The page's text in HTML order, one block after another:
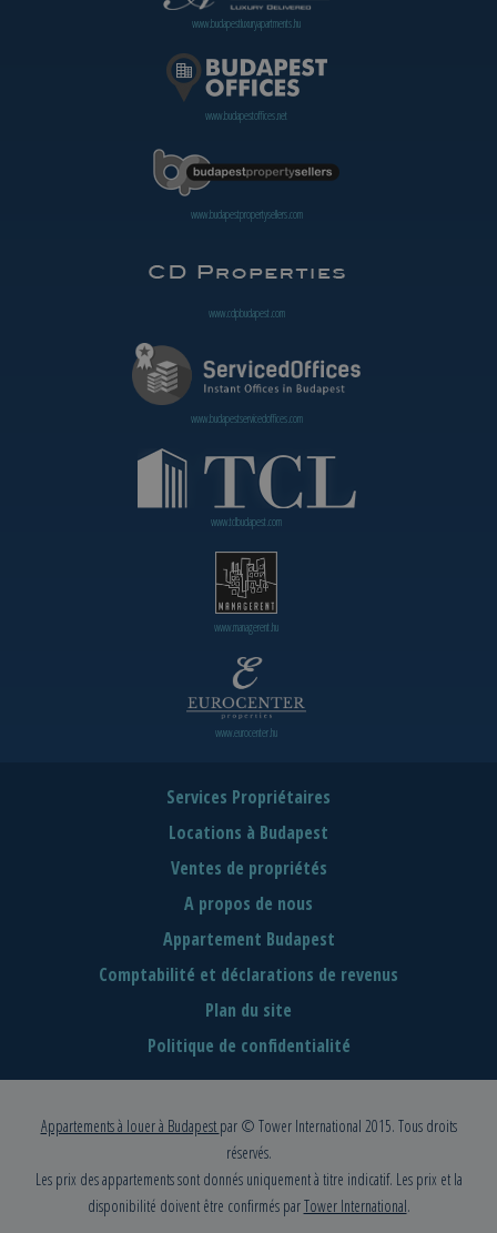
www.budapestluxuryapartments.hu
www.budapestoffices.net
www.budapestpropertysellers.com
www.cdpbudapest.com
www.budapestservicedoffices.com
www.tclbudapest.com
www.managerent.hu
www.eurocenter.hu
Services Propriétaires
Locations à Budapest
Ventes de propriétés
A propos de nous
Appartement Budapest
Comptabilité et déclarations de revenus
Plan du site
Politique de confidentialité
Appartements à louer à Budapest par © Tower International 2015. Tous droits
réservés.
Les prix des appartements sont donnés uniquement à titre indicatif. Les prix et la
disponibilité doivent être confirmés parTower International.